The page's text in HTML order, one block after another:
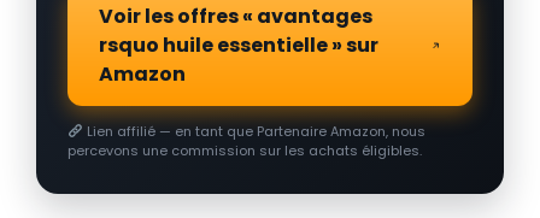
Voir les offres « avantages
rsquo huile essentielle » sur
Amazon
Lien affilié — en tant que Partenaire Amazon, nous
percevons une commission sur les achats éligibles.